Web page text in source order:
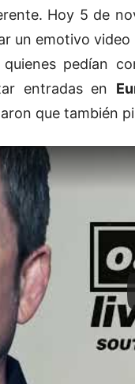
Hoy 5 de
un emotivo
quienes pedían
entradas en
que también